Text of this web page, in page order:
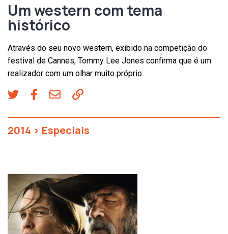
Um western com tema
histórico
Através do seu novo western, exibido na competição do
festival de Cannes, Tommy Lee Jones confirma que é um
realizador com um olhar muito próprio.
2014 > Especiais